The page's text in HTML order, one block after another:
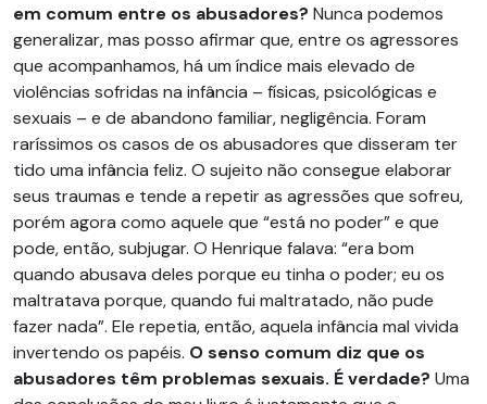
em comum entre os abusadores? Nunca podemos
generalizar, mas posso afirmar que, entre os agressores
que acompanhamos, há um índice mais elevado de
violências sofridas na infância – físicas, psicológicas e
sexuais – e de abandono familiar, negligência. Foram
raríssimos os casos de os abusadores que disseram ter
tido uma infância feliz. O sujeito não consegue elaborar
seus traumas e tende a repetir as agressões que sofreu,
porém agora como aquele que “está no poder” e que
pode, então, subjugar. O Henrique falava: “era bom
quando abusava deles porque eu tinha o poder; eu os
maltratava porque, quando fui maltratado, não pude
fazer nada”. Ele repetia, então, aquela infância mal vivida
invertendo os papéis. O senso comum diz que os
abusadores têm problemas sexuais. É verdade? Uma